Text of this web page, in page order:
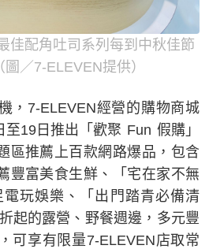
佳配角吐司系列每到中秋佳節
／7-ELEVEN提供）
，7-ELEVEN經營的購物商城
19日推出「歡聚 Fun 假購」
區推薦上百款網路爆品，包含
豐富美食生鮮、「宅在家不無
玩娛樂、「出門踏青必備清
起的露營、野餐週邊，多元豐
可享有限量7-ELEVEN店取常